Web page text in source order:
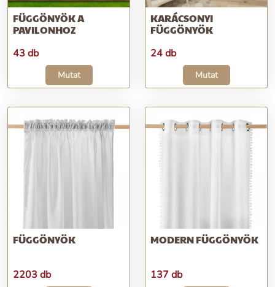
FÜGGÖNYÖK A
PAVILONHOZ
43 db
Mutat
KARÁCSONYI
FÜGGÖNYÖK
24 db
Mutat
FÜGGÖNYÖK
2203 db
MODERN FÜGGÖNYÖK
137 db